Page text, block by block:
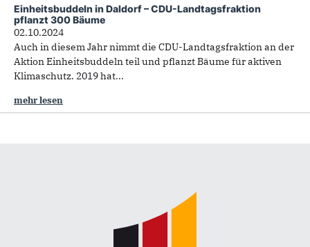
Einheitsbuddeln in Daldorf – CDU-Landtagsfraktion
pflanzt 300 Bäume
02.10.2024
Auch in diesem Jahr nimmt die CDU-Landtagsfraktion an der
Aktion Einheitsbuddeln teil und pflanzt Bäume für aktiven
Klimaschutz. 2019 hat...
mehr lesen